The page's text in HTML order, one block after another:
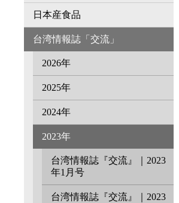
日本産食品
台湾情報誌「交流」
2026年
2025年
2024年
2023年
台湾情報誌『交流』｜2023
年1月号
台湾情報誌『交流』｜2023